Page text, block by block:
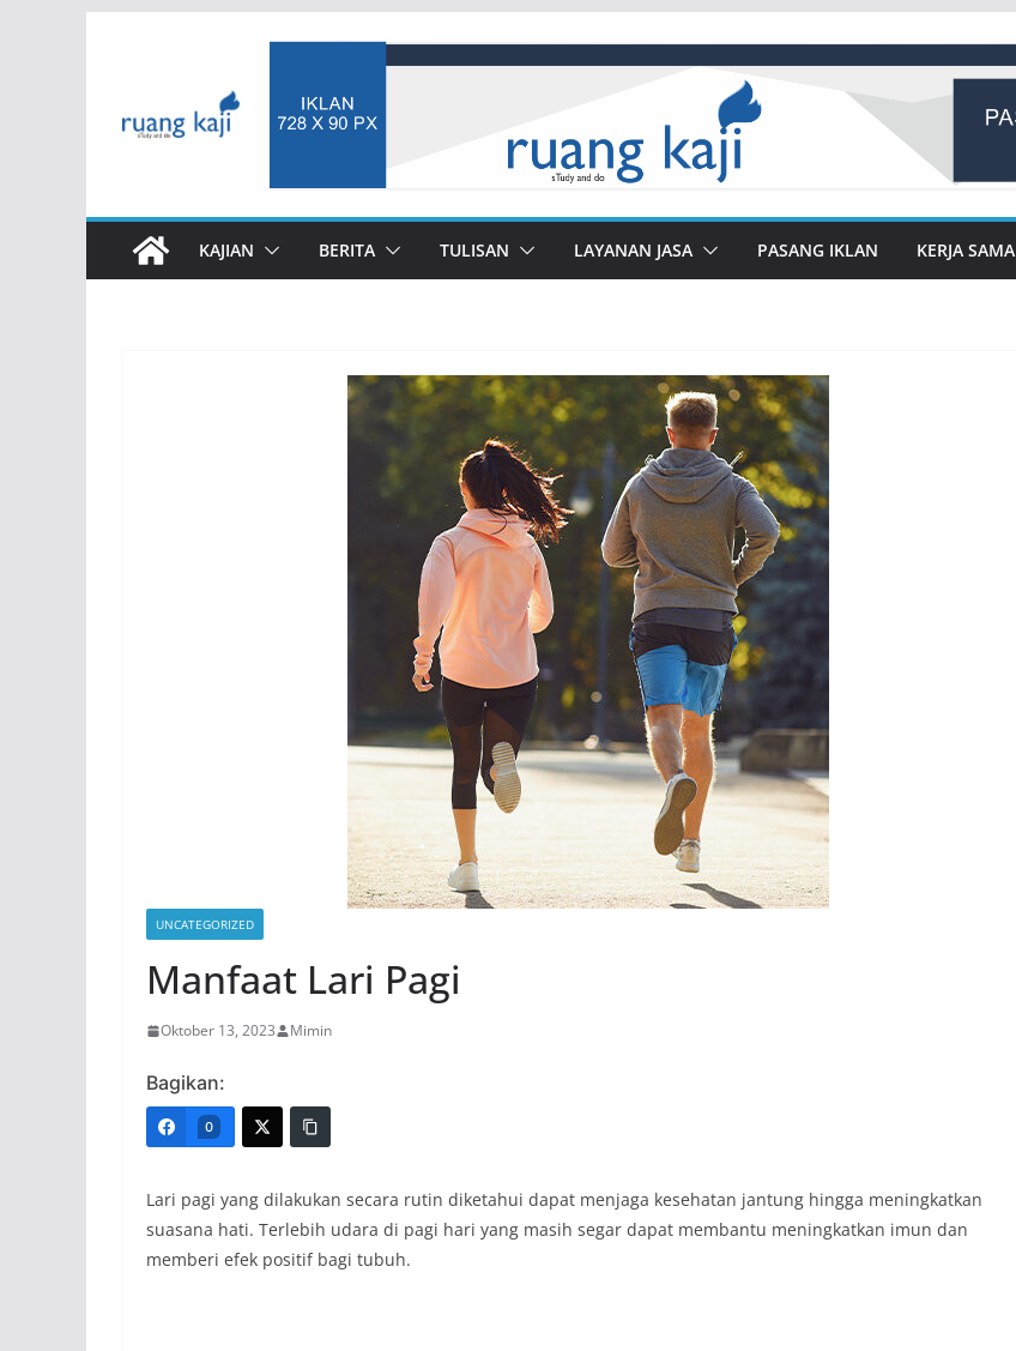
KAJIAN BERITA TULISAN LAYANAN JASA PASANG IKLAN KERJA SAMA
UNCATEGORIZED
Manfaat Lari Pagi
Oktober 13, 2023 Mimin
Bagikan:
0
Lari pagi yang dilakukan secara rutin diketahui dapat menjaga kesehatan jantung hingga meningkatkan
suasana hati. Terlebih udara di pagi hari yang masih segar dapat membantu meningkatkan imun dan
memberi efek positif bagi tubuh.